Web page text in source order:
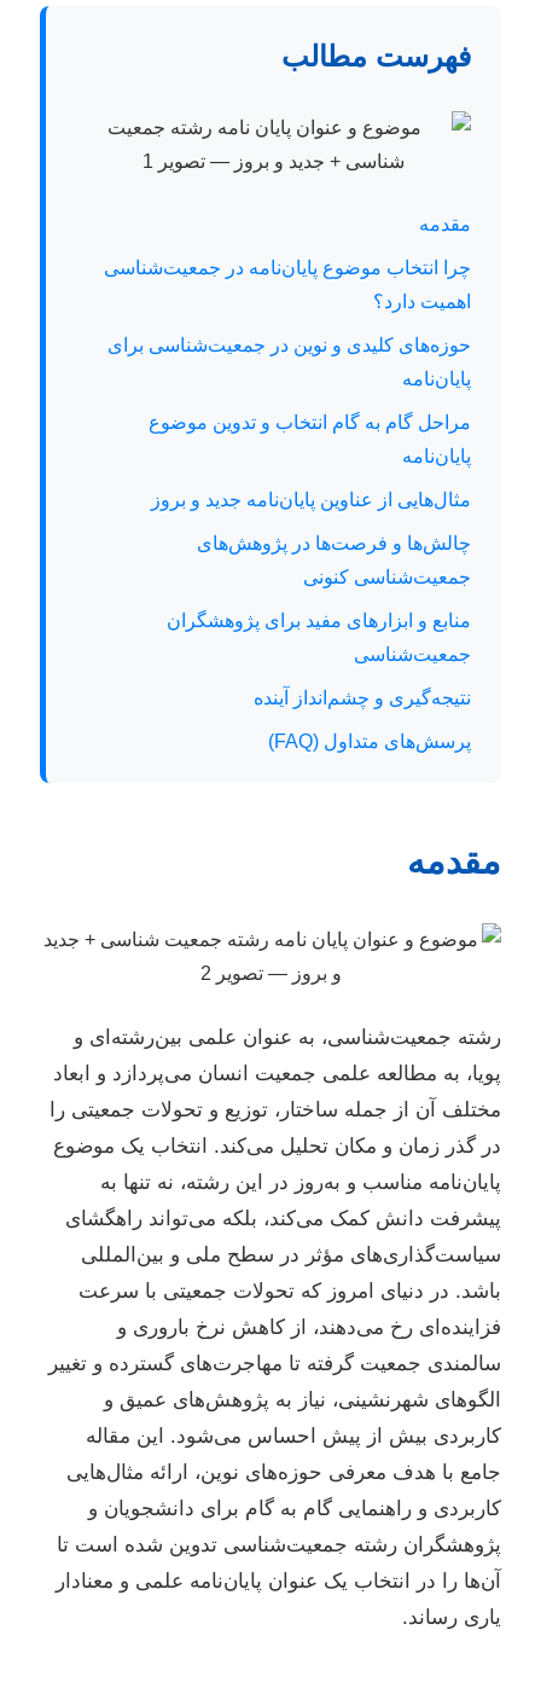
فهرست مطالب
مقدمه
چرا انتخاب موضوع پایان‌نامه در جمعیت‌شناسی
اهمیت دارد؟
حوزه‌های کلیدی و نوین در جمعیت‌شناسی برای
پایان‌نامه
مراحل گام به گام انتخاب و تدوین موضوع
پایان‌نامه
مثال‌هایی از عناوین پایان‌نامه جدید و بروز
چالش‌ها و فرصت‌ها در پژوهش‌های
جمعیت‌شناسی کنونی
منابع و ابزارهای مفید برای پژوهشگران
جمعیت‌شناسی
نتیجه‌گیری و چشم‌انداز آینده
پرسش‌های متداول (FAQ)
مقدمه
رشته جمعیت‌شناسی، به عنوان علمی بین‌رشته‌ای و
پویا، به مطالعه علمی جمعیت انسان می‌پردازد و ابعاد
مختلف آن از جمله ساختار، توزیع و تحولات جمعیتی را
در گذر زمان و مکان تحلیل می‌کند. انتخاب یک موضوع
پایان‌نامه مناسب و به‌روز در این رشته، نه تنها به
پیشرفت دانش کمک می‌کند، بلکه می‌تواند راهگشای
سیاست‌گذاری‌های مؤثر در سطح ملی و بین‌المللی
باشد. در دنیای امروز که تحولات جمعیتی با سرعت
فزاینده‌ای رخ می‌دهند، از کاهش نرخ باروری و
سالمندی جمعیت گرفته تا مهاجرت‌های گسترده و تغییر
الگوهای شهرنشینی، نیاز به پژوهش‌های عمیق و
کاربردی بیش از پیش احساس می‌شود. این مقاله
جامع با هدف معرفی حوزه‌های نوین، ارائه مثال‌هایی
کاربردی و راهنمایی گام به گام برای دانشجویان و
پژوهشگران رشته جمعیت‌شناسی تدوین شده است تا
آن‌ها را در انتخاب یک عنوان پایان‌نامه علمی و معنادار
یاری رساند.